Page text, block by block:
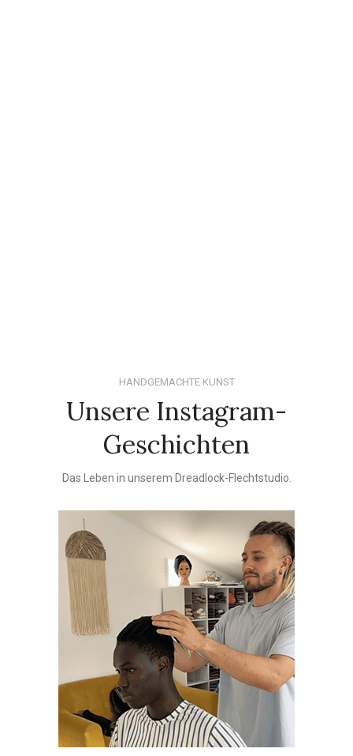
HANDGEMACHTE KUNST
Unsere Instagram-
Geschichten
Das Leben in unserem Dreadlock-Flechtstudio.